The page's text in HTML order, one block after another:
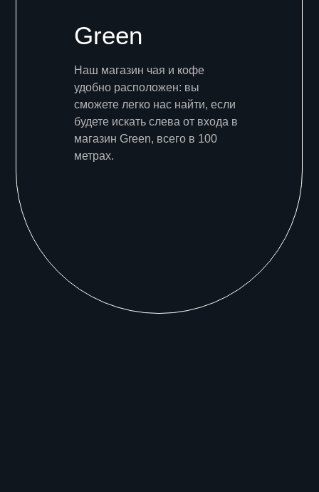
Наш магазин чая и кофе
удобно расположен: вы
сможете легко нас найти, если
будете искать слева от входа в
магазин Green, всего в 100
метрах.
Green